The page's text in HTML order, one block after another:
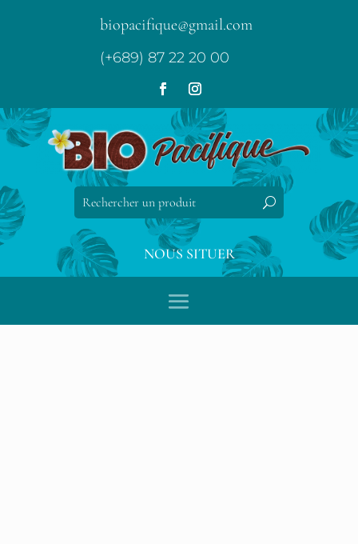
biopacifique@gmail.com
(+689) 87 22 20 00
NOUS SITUER